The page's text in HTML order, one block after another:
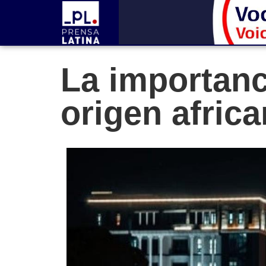
La
origen